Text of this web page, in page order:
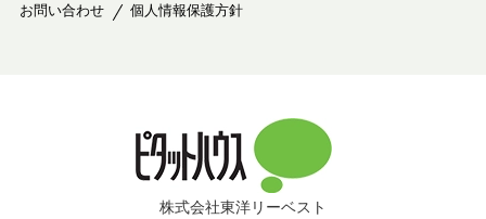
お問い合わせ
個人情報保護方針
株式会社東洋リーベスト